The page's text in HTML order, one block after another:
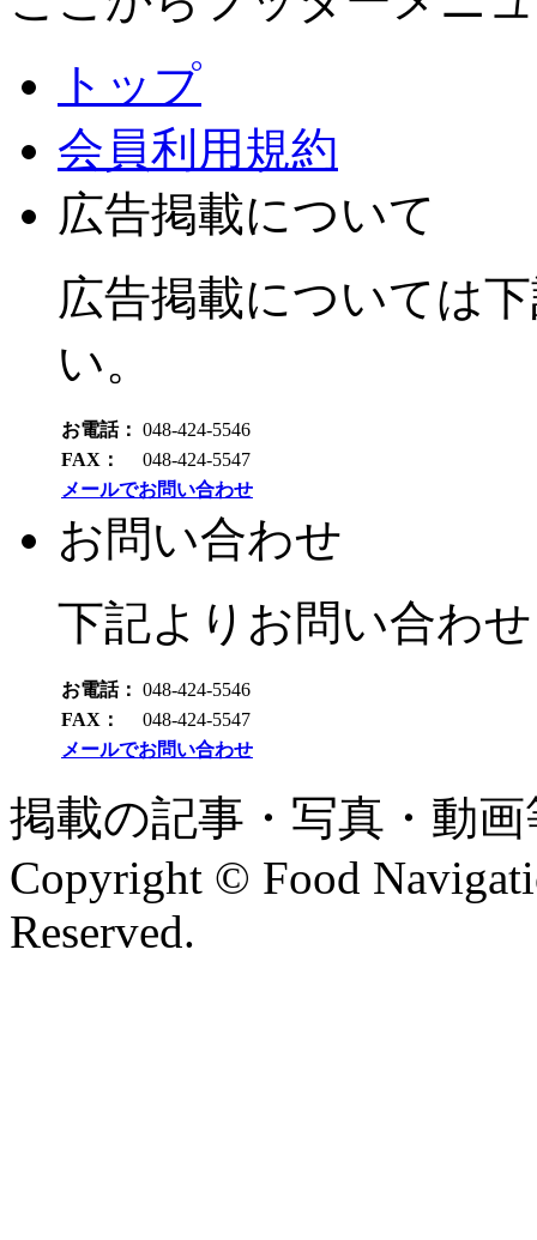
トップ
会員利用規約
広告掲載について
広告掲載については
い。
お電話： 048-424-5546
FAX：
048-424-5547
メールでお問い合わせ
お問い合わせ
下記よりお問い合わ
お電話： 048-424-5546
FAX：
048-424-5547
メールでお問い合わせ
掲載の記事・写真・動
Copyright © Food
Reserved.